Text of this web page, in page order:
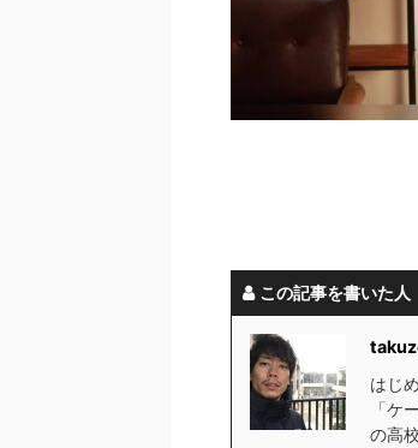
この記事を書いた人
はじ
「ケ
の高